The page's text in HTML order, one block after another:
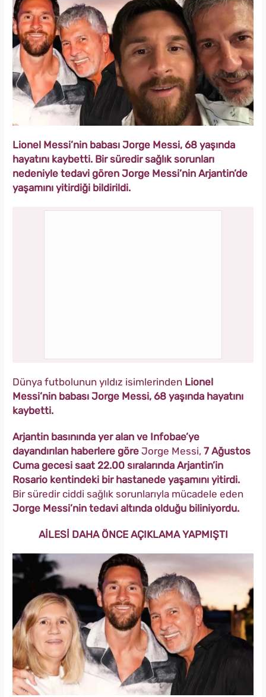
Lionel Messi’nin babası Jorge Messi, 68 yaşında
hayatını kaybetti. Bir süredir sağlık sorunları
nedeniyle tedavi gören Jorge Messi’nin Arjantin’de
yaşamını yitirdiği bildirildi.
Dünya futbolunun yıldız isimlerinden Lionel
Messi’nin babası Jorge Messi, 68 yaşında hayatını
kaybetti.
Arjantin basınında yer alan ve Infobae’ye
dayandırılan haberlere göre Jorge Messi, 7 Ağustos
Cuma gecesi saat 22.00 sıralarında Arjantin’in
Rosario kentindeki bir hastanede yaşamını yitirdi.
Bir süredir ciddi sağlık sorunlarıyla mücadele eden
Jorge Messi’nin tedavi altında olduğu biliniyordu.
AİLESİ DAHA ÖNCE AÇIKLAMA YAPMIŞTI